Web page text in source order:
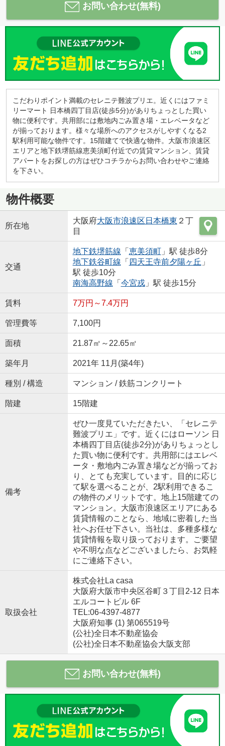
お問い合わせ(無料)
こだわりポイント満載のセレニテ難波プリエ。近くにはファミ
リーマート 日本橋四丁目店(徒歩5分)がありちょっとした買い
物に便利です。共用部には敷地内ごみ置き場・エレベータなど
が揃っております。様々な場所へのアクセスがしやすくなる2
駅利用可能な物件です。15階建てで快適な物件。大阪市浪速区
エリアと地下鉄堺筋線恵美須町付近での賃貸マンション、賃貸
アパートをお探しの方はぜひコチラからお問い合わせやご連絡
を下さい。
物件概要
所在地
大阪府大阪市浪速区 日本橋東 ２丁
目
交通
地下鉄堺筋線 「 恵美須町」駅 徒歩8分
地下鉄谷町線 「 四天王寺前夕陽ヶ丘 」
駅 徒歩10分
南海高野線 「 今宮戎」駅 徒歩15分
賃料 7万円～7.4万円
管理費等 7,100円
面積 21.87㎡～22.65㎡
築年月 2021年 11月(築4年)
種別 / 構造 マンション / 鉄筋コンクリート
階建 15階建
備考
ぜひ一度見ていただきたい、「セレニテ
難波プリエ」です。近くにはローソン 日
本橋四丁目店(徒歩2分)がありちょっとし
た買い物に便利です。共用部にはエレベ
ータ・敷地内ごみ置き場などが揃ってお
り、とても充実しています。目的に応じ
て駅を選べることが、2駅利用できるこ
の物件のメリットです。地上15階建ての
マンション。大阪市浪速区エリアにある
賃貸情報のことなら、地域に密着した当
社へお任せ下さい。当社は、多種多様な
賃貸情報を取り扱っております。ご要望
や不明な点などございましたら、お気軽
にご連絡下さい。
取扱会社
株式会社La casa
大阪府大阪市中央区谷町３丁目2-12 日本
エルコートビル 6F
TEL:06-4397-4877
大阪府知事 (1) 第065519号
(公社)全日本不動産協会
(公社)全日本不動産協会大阪支部
お問い合わせ(無料)